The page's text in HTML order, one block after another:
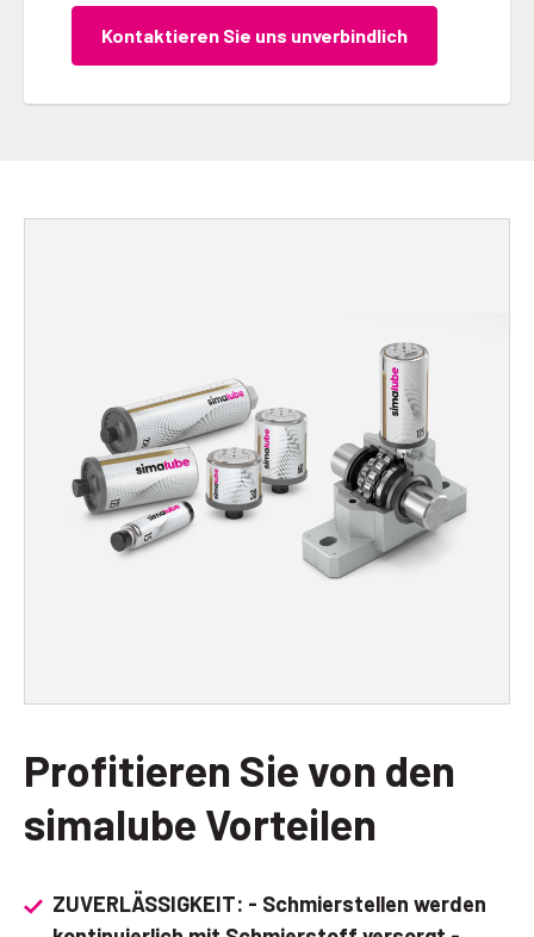
Kontaktieren Sie uns unverbindlich
Profitieren Sie von den
simalube Vorteilen
ZUVERLÄSSIGKEIT: - Schmierstellen werden